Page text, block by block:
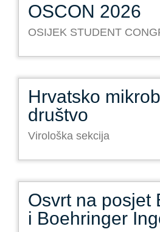
OSCON 2026
OSIJEK STUDENT
Hrvatsko
društvo
Virološka sekcija
Osvrt na posjet
i Boehringer